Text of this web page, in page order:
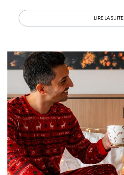
paëlla – l’authentique! –...LIRE LA SUITE